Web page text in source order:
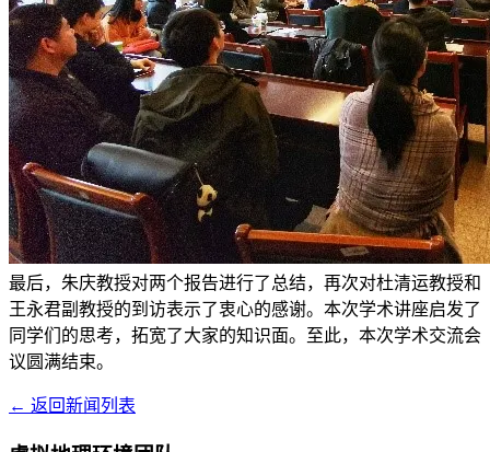
最后，朱庆教授对两个报告进行了总结，再次对杜清运教授和
王永君副教授的到访表示了衷心的感谢。本次学术讲座启发了
同学们的思考，拓宽了大家的知识面。至此，本次学术交流会
议圆满结束。
← 返回新闻列表